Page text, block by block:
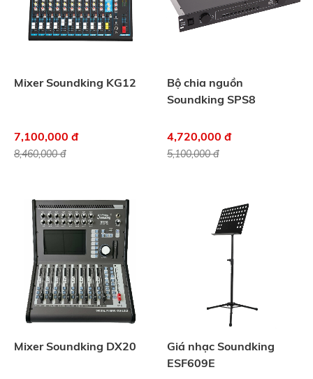
Mixer Soundking KG12
7,100,000 đ
8,460,000 đ
Bộ chia nguồn
Soundking SPS8
4,720,000 đ
5,100,000 đ
Mixer Soundking DX20
Giá nhạc Soundking
ESF609E